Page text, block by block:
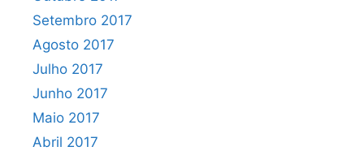
Setembro 2017
Agosto 2017
Julho 2017
Junho 2017
Maio 2017
Abril 2017